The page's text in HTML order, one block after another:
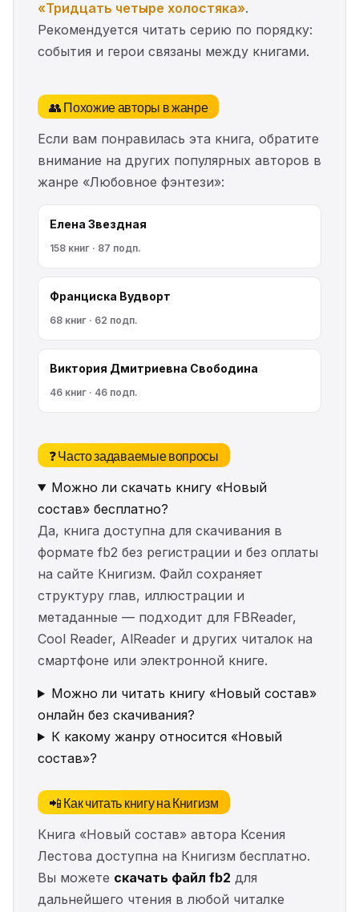
«Тридцать четыре холостяка».
Рекомендуется читать серию по порядку:
события и герои связаны между книгами.
👥 Похожие авторы в жанре
Если вам понравилась эта книга, обратите
внимание на других популярных авторов в
жанре «Любовное фэнтези»:
Елена Звездная
158 книг · 87 подп.
Франциска Вудворт
68 книг · 62 подп.
Виктория Дмитриевна Свободина
46 книг · 46 подп.
❓ Часто задаваемые вопросы
Можно ли скачать книгу «Новый
состав» бесплатно?
Да, книга доступна для скачивания в
формате fb2 без регистрации и без оплаты
на сайте Книгизм. Файл сохраняет
структуру глав, иллюстрации и
метаданные — подходит для FBReader,
Cool Reader, AlReader и других читалок на
смартфоне или электронной книге.
Можно ли читать книгу «Новый состав»
онлайн без скачивания?
К какому жанру относится «Новый
состав»?
📲 Как читать книгу на Книгизм
Книга «Новый состав» автора Ксения
Лестова доступна на Книгизм бесплатно.
Вы можете скачать файл fb2 для
дальнейшего чтения в любой читалке